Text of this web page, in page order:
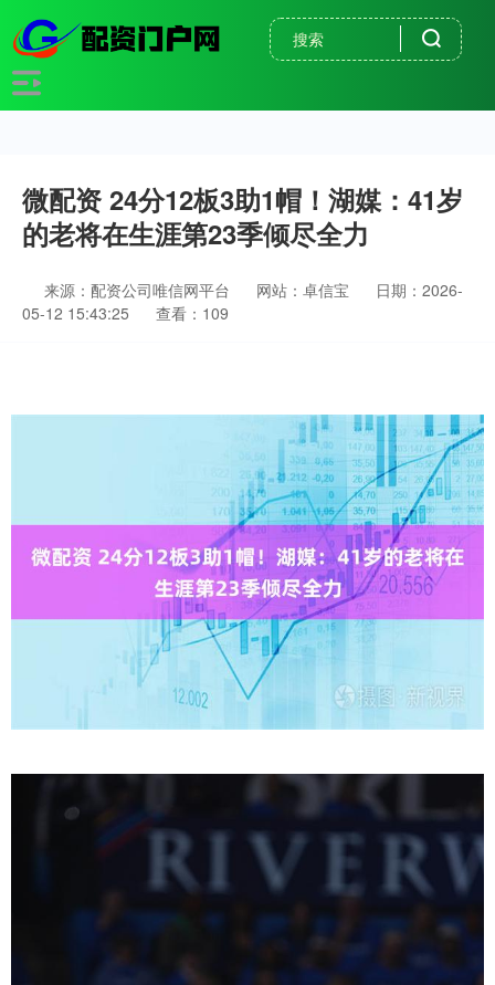
微配资 24分12板3助1帽！湖媒：41岁
的老将在生涯第23季倾尽全力
来源：配资公司唯信网平台 网站：卓信宝
日期：2026-
05-12 15:43:25
查看：109